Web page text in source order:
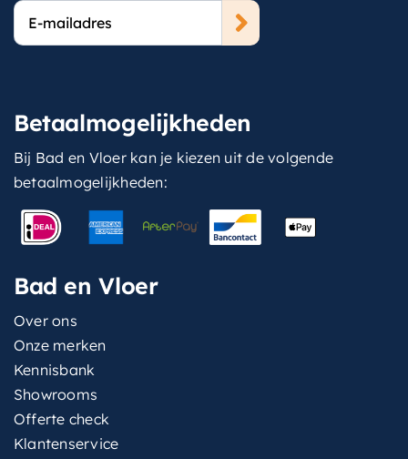
E-
mailadres
Betaalmogelijkheden
Bij Bad en Vloer kan je kiezen uit de volgende
betaalmogelijkheden:
Bad en Vloer
Over ons
Onze merken
Kennisbank
Showrooms
Offerte check
Klantenservice